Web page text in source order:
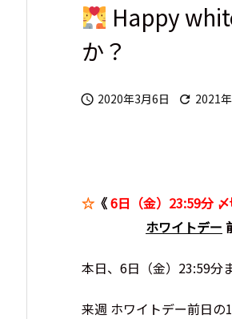
Happy
か？
 2020年3月6日  2021
☆ 《6日（金）23:59分
ホワイトデー
本日、6日（金）23:59分
来週 ホワイトデー前日の